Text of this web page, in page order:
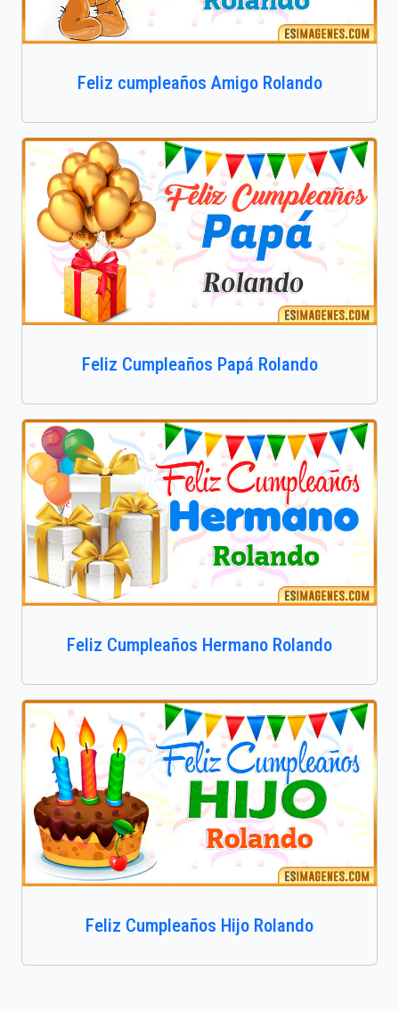
Feliz cumpleaños Amigo Rolando
Feliz Cumpleaños Papá Rolando
Feliz Cumpleaños Hermano Rolando
Feliz Cumpleaños Hijo Rolando